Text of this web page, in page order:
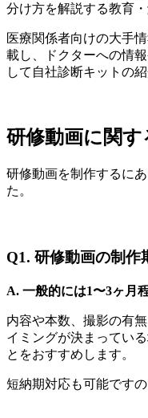
分け方を解説する教育・
医療関係者向けの大手
載し、ドクターへの情
して自社診断キットの
研修動画に関
研修動画を制作するに
た。
Q1. 研修動画の制作
A. 一般的には1〜3ヶ月
内容や本数、撮影の有
イミングが決まってい
とをおすすめします。
短納期対応も可能です